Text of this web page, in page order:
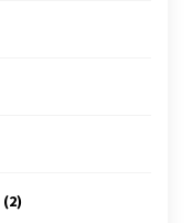
(2)